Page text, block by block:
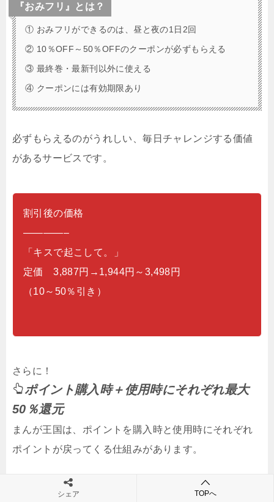
『おみフリ』とは？
① おみフリができるのは、昼と夜の1日2回
② 10％OFF～50％OFFのクーポンが必ずもらえる
③ 最終巻・最新刊以外に使える
④ クーポンには有効期限あり
必ずもらえるのがうれしい、毎日チャレンジする価値
があるサービスです。
割引後の価格
————–
「キスで起こして。」
定価 3,887円→1,944円～3,498円
（10～50％引き）
さらに！
ポイント購入時＋使用時にそれぞれ最大
50％還元
まんが王国は、ポイントを購入時と使用時にそれぞれ
ポイントが戻ってくる仕組みがあります。
シェア TOPへ